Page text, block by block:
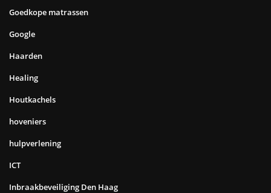
Goedkope matrassen
Google
Haarden
Healing
Houtkachels
hoveniers
hulpverlening
ICT
Inbraakbeveiliging Den Haag